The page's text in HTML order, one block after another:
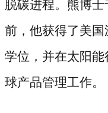
脱碳进程。熊博士
前，他获得了美
学位，并在太阳
球产品管理工作。